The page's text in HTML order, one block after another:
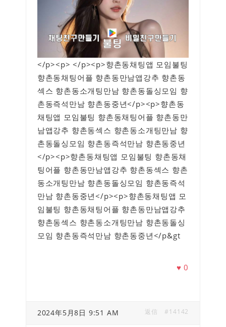
</p><p> </p><p>향촌동채팅앱 모임불팅
향촌동채팅어플 향촌동만남앱강추 향촌동
섹스 향촌동소개팅만남 향촌동돌싱모임 향
촌동즉석만남 향촌동중년</p><p>향촌동
채팅앱 모임불팅 향촌동채팅어플 향촌동만
남앱강추 향촌동섹스 향촌동소개팅만남 향
촌동돌싱모임 향촌동즉석만남 향촌동중년
</p><p>향촌동채팅앱 모임불팅 향촌동채
팅어플 향촌동만남앱강추 향촌동섹스 향촌
동소개팅만남 향촌동돌싱모임 향촌동즉석
만남 향촌동중년</p><p>향촌동채팅앱 모
임불팅 향촌동채팅어플 향촌동만남앱강추
향촌동섹스 향촌동소개팅만남 향촌동돌싱
모임 향촌동즉석만남 향촌동중년</p&gt
♥0
2024年5月8日 9:51 AM #14142
返信